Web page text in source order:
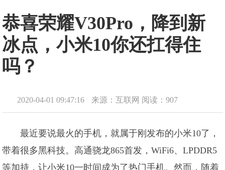
恭喜荣耀V30Pro，降到新
冰点，小米10你还扛得住
吗？
2020-04-01 09:47:16 来源：互联网 阅读：907
最近要说最火的手机，就属于刚发布的小米10了，
带着很多黑科技。高通骁龙865首发，WiFi6、LPDDR5
等加持，让小米10一时间成为了热门手机。然而，随着